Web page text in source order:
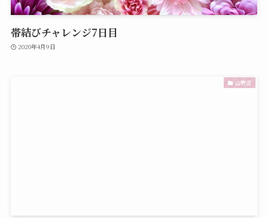
帯結びチャレンジ7日目
2020年4月9日
山野流